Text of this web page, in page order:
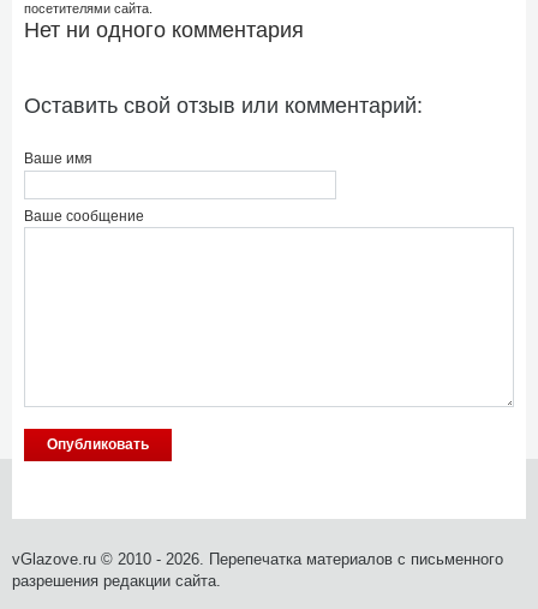
посетителями сайта.
Нет ни одного комментария
Оставить свой отзыв или комментарий:
Ваше имя
Ваше сообщение
vGlazove.ru © 2010 - 2026. Перепечатка материалов с письменного
разрешения редакции сайта.